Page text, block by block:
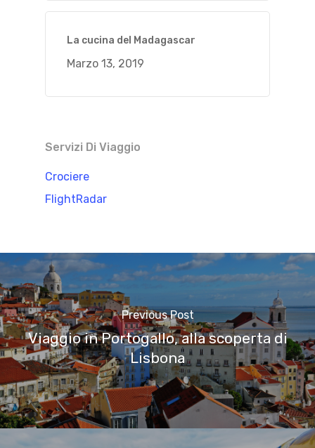
La cucina del Madagascar
Marzo 13, 2019
Servizi Di Viaggio
Crociere
FlightRadar
Previous Post
Viaggio in Portogallo, alla scoperta di
Lisbona